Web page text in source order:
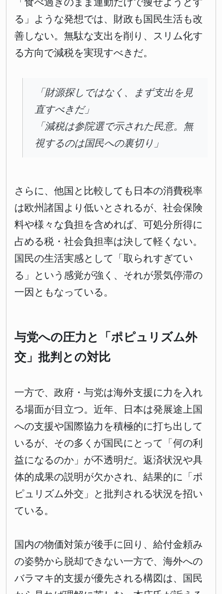
る」ような発想では、財政も国民生活も改
善しない。無駄な支出を削り、スリム化す
る方向で減税を実現すべきだ。
「財源探しではなく、まず支出を見
直すべきだ」
「減税は参院選で示された民意。無
視するのは国民への裏切り」
さらに、他国と比較しても日本の消費税率
は欧州諸国より低いとされるが、社会保険
料や様々な負担を含めれば、可処分所得に
占める税・社会負担率は決して軽くない。
国民の生活実感として「取られすぎてい
る」という感覚が強く、それが景気停滞の
一因ともなっている。
与党への圧力と「ポピュリズム外
交」批判との対比
一方で、政府・与党は海外支援に力を入れ
る場面が目立つ。近年、日本は発展途上国
への支援や国際協力を積極的に打ち出して
いるが、その多くが国民にとって「何の利
益になるのか」が不透明だ。返済状況や具
体的成果の説明が欠かされ、結果的に「ポ
ピュリズム外交」と批判される状況を招い
ている。
国内の物価対策が後手に回り、給付金頼み
の姿勢から脱却できない一方で、海外への
バラマキ的支援が優先される構図は、国民